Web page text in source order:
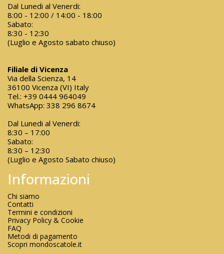
Dal Lunedi al Venerdi:
8:00 - 12:00 / 14:00 - 18:00
Sabato:
8:30 - 12:30
(Luglio e Agosto sabato chiuso)
Filiale di Vicenza
Via della Scienza, 14
36100 Vicenza (VI) Italy
Tel.: +39 0444 964049
WhatsApp: 338 296 8674
Dal Lunedi al Venerdi:
8:30 – 17:00
Sabato:
8:30 – 12:30
(Luglio e Agosto Sabato chiuso)
Informazioni
Chi siamo
Contatti
Termini e condizioni
Privacy Policy & Cookie
FAQ
Metodi di pagamento
Scopri mondoscatole.it